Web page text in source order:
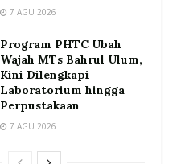
7 AGU 2026
Program PHTC Ubah
Wajah MTs Bahrul Ulum,
Kini Dilengkapi
Laboratorium hingga
Perpustakaan
7 AGU 2026